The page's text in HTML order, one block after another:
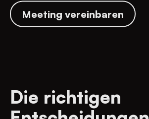
Meeting vereinbaren
Die richtigen